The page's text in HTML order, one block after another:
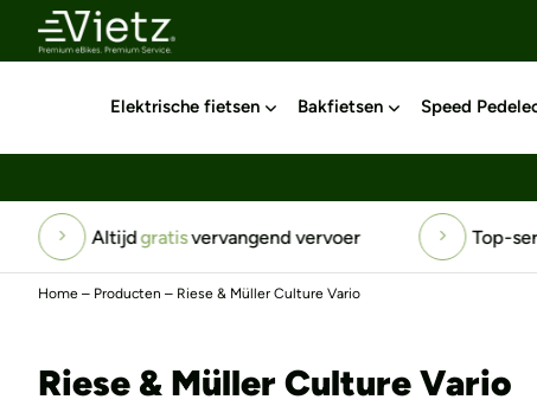
Elektrische fietsen Bakfietsen Speed
Altijdgratisvervangend vervoer Top-
Home – Producten – Riese & Müller Culture Vario
Riese & Müller Culture Vario